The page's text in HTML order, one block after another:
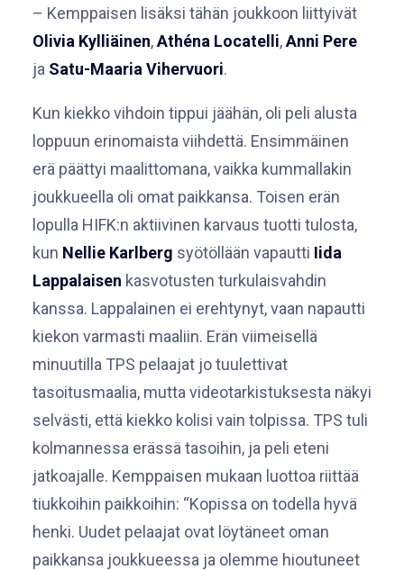
– Kemppaisen lisäksi tähän joukkoon liittyivät
Olivia Kylliäinen,Athéna Locatelli,Anni Pere
ja Satu-Maaria Vihervuori.
Kun kiekko vihdoin tippui jäähän, oli peli alusta
loppuun erinomaista viihdettä. Ensimmäinen
erä päättyi maalittomana, vaikka kummallakin
joukkueella oli omat paikkansa. Toisen erän
lopulla HIFK:n aktiivinen karvaus tuotti tulosta,
kun Nellie Karlberg syötöllään vapautti Iida
Lappalaisen kasvotusten turkulaisvahdin
kanssa. Lappalainen ei erehtynyt, vaan napautti
kiekon varmasti maaliin. Erän viimeisellä
minuutilla TPS pelaajat jo tuulettivat
tasoitusmaalia, mutta videotarkistuksesta näkyi
selvästi, että kiekko kolisi vain tolpissa. TPS tuli
kolmannessa erässä tasoihin, ja peli eteni
jatkoajalle. Kemppaisen mukaan luottoa riittää
tiukkoihin paikkoihin: “Kopissa on todella hyvä
henki. Uudet pelaajat ovat löytäneet oman
paikkansa joukkueessa ja olemme hioutuneet